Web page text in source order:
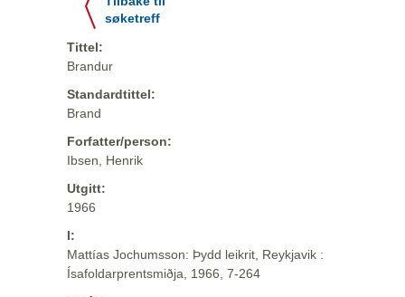
søketreff
Tittel:
Brandur
Standardtittel:
Brand
Forfatter/person:
Ibsen, Henrik
Utgitt:
1966
I:
Mattías Jochumsson: Þydd leikrit, Reykjavik :
Ísafoldarprentsmiðja, 1966, 7-264